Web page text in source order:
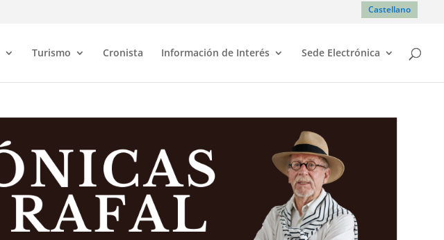
Castellano
Turismo Cronista Información de Interés Sede Electrónica